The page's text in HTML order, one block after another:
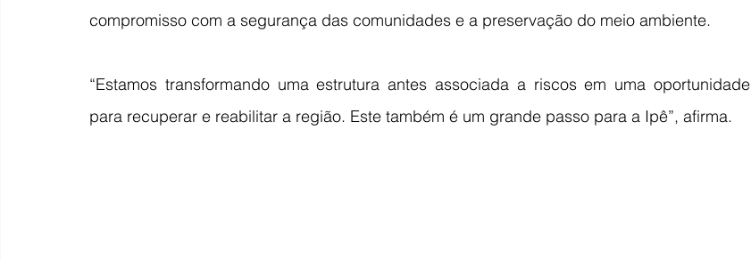
compromisso com a segurança das comunidades e a preservação do meio ambiente.
“Estamos transformando uma estrutura antes associada a riscos em uma oportunidade
para recuperar e reabilitar a região. Este também é um grande passo para a Ipê”, afirma.